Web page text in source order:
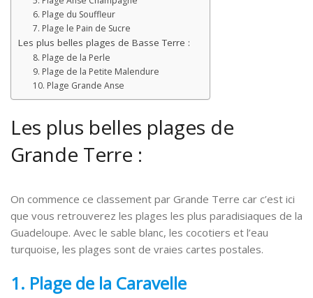
6. Plage du Souffleur
7. Plage le Pain de Sucre
Les plus belles plages de Basse Terre :
8. Plage de la Perle
9. Plage de la Petite Malendure
10. Plage Grande Anse
Les plus belles plages de
Grande Terre :
On commence ce classement par Grande Terre car c’est ici
que vous retrouverez les plages les plus paradisiaques de la
Guadeloupe. Avec le sable blanc, les cocotiers et l’eau
turquoise, les plages sont de vraies cartes postales.
1. Plage de la Caravelle